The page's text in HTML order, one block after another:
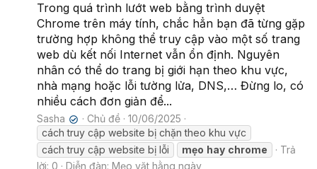
Trong quá trình lướt web bằng trình duyệt
Chrome trên máy tính, chắc hẳn bạn đã từng gặp
trường hợp không thể truy cập vào một số trang
web dù kết nối Internet vẫn ổn định. Nguyên
nhân có thể do trang bị giới hạn theo khu vực,
nhà mạng hoặc lỗi tường lửa, DNS,… Đừng lo, có
nhiều cách đơn giản để...
Sasha ✔ Chủ đề
10/06/2025
cách truy cập website bị chặn theo khu vực
cách truy cập website bị lỗi
mẹo hay chrome
Trả
lời: 0
Diễn đàn: Mẹo vặt hằng ngày